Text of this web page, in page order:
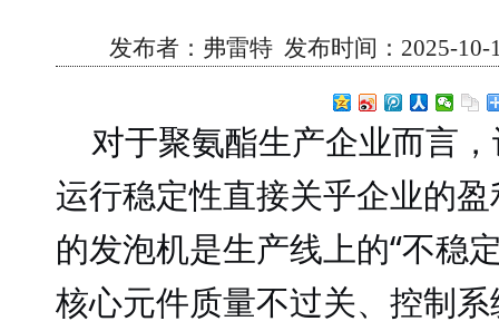
发布者：弗雷特 发布时间：2025-10-
对于聚氨酯生产企业而言
运行稳定性直接关乎企业的
的发泡机是生产线上的“不稳
核心元件质量不过关、控制